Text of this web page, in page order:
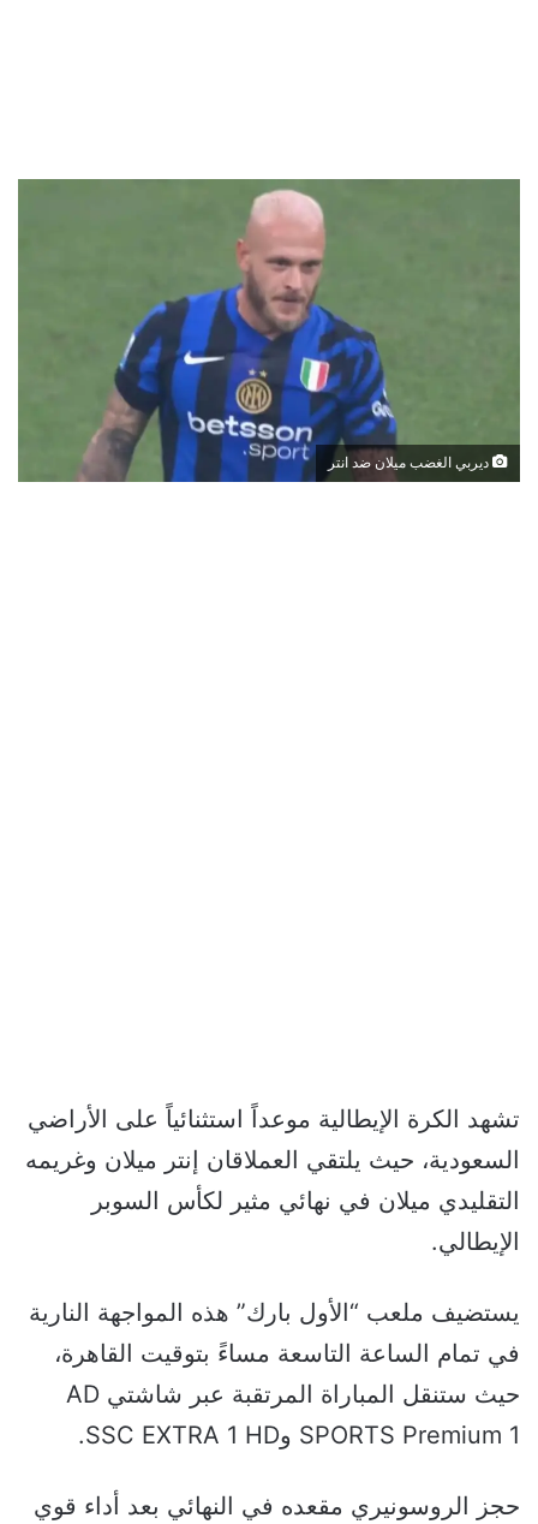
ديربي الغضب ميلان ضد انتر
تشهد الكرة الإيطالية موعداً استثنائياً على الأراضي
السعودية، حيث يلتقي العملاقان إنتر ميلان وغريمه
التقليدي ميلان في نهائي مثير لكأس السوبر
الإيطالي.
يستضيف ملعب “الأول بارك” هذه المواجهة النارية
في تمام الساعة التاسعة مساءً بتوقيت القاهرة،
حيث ستنقل المباراة المرتقبة عبر شاشتي AD
SPORTS Premium 1 وSSC EXTRA 1 HD.
حجز الروسونيري مقعده في النهائي بعد أداء قوي